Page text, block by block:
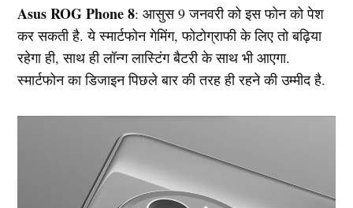
Asus ROG Phone 8: आसुस 9 जनवरी को इस फोन को पेश
कर सकती है. ये स्मार्टफोन गेमिंग, फोटोग्राफी के लिए तो बढ़िया
रहेगा ही, साथ ही लॉन्ग लास्टिंग बैटरी के साथ भी आएगा.
स्मार्टफोन का डिजाइन पिछले बार की तरह ही रहने की उम्मीद है.